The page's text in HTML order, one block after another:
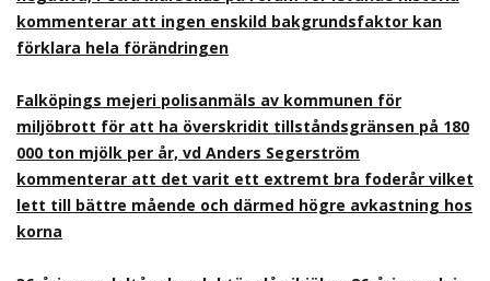
kommenterar att ingen enskild bakgrundsfaktor kan
förklara hela förändringen
Falköpings mejeri polisanmäls av kommunen för
miljöbrott för att ha överskridit tillståndsgränsen på 180
000 ton mjölk per år, vd Anders Segerström
kommenterar att det varit ett extremt bra foderår vilket
lett till bättre mående och därmed högre avkastning hos
korna